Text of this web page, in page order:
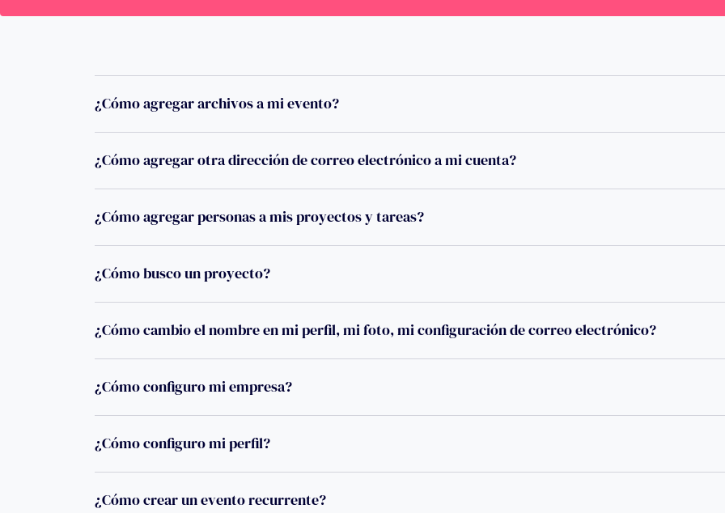
¿Cómo agregar archivos a mi evento?
¿Cómo agregar otra dirección de correo electrónico a mi cuenta?
¿Cómo agregar personas a mis proyectos y tareas?
¿Cómo busco un proyecto?
¿Cómo cambio el nombre en mi perfil, mi foto, mi configuración de correo electrónico?
¿Cómo configuro mi empresa?
¿Cómo configuro mi perfil?
¿Cómo crear un evento recurrente?